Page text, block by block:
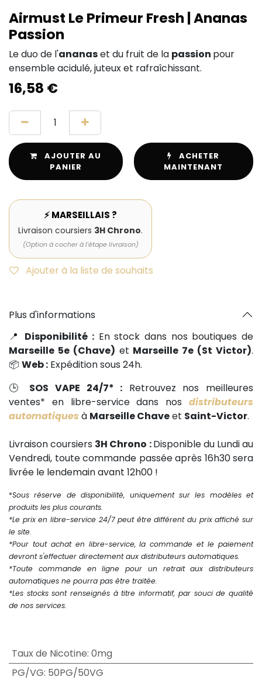
Airmust Le Primeur Fresh | Ananas
Passion
Le duo de l'ananaset du fruit de la passion pour
ensemble acidulé, juteux et rafraîchissant.
16,58 €
AJOUTER AU
PANIER
ACHETER
MAINTENANT
⚡ MARSEILLAIS ?
Livraison coursiers 3H Chrono.
(Option à cocher à l'étape livraison)
Ajouter à la liste de souhaits
Plus d'informations
📍 Disponibilité : En stock dans nos boutiques de
Marseille 5e (Chave) et Marseille 7e (St Victor).
📦 Web : Expédition sous 24h.
🕒 SOS VAPE 24/7* : Retrouvez nos meilleures
ventes* en libre-service dans nos distributeurs
automatiques à Marseille Chaveet Saint-Victor.
Livraison coursiers 3H Chrono :Disponible du Lundi au
Vendredi, toute commande passée après 16h30 sera
livrée le lendemain avant 12h00 !
*Sous réserve de disponibilité, uniquement sur les modèles et
produits les plus courants.
*Le prix en libre-service 24/7 peut être différent du prix affiché sur
le site.
*Pour tout achat en libre-service, la commande et le paiement
devront s'effectuer directement aux distributeurs automatiques.
*Toute commande en ligne pour un retrait aux distributeurs
automatiques ne pourra pas être traitée.
*Les stocks sont renseignés à titre informatif, par souci de qualité
de nos services.
Taux de Nicotine: 0mg
PG/VG: 50PG/50VG